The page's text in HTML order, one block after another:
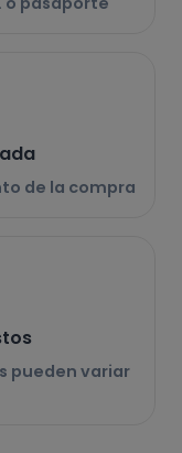
de la compra
pueden variar